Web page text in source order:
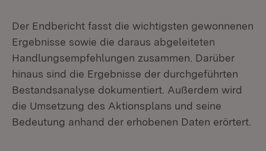
Der Endbericht fasst die wichtigsten gewonnenen
Ergebnisse sowie die daraus abgeleiteten
Handlungsempfehlungen zusammen. Darüber
hinaus sind die Ergebnisse der durchgeführten
Bestandsanalyse dokumentiert. Außerdem wird
die Umsetzung des Aktionsplans und seine
Bedeutung anhand der erhobenen Daten erörtert.